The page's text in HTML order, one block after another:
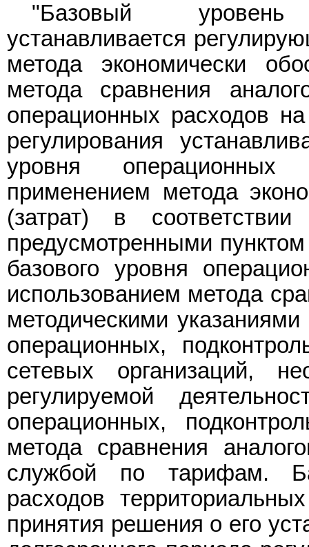
"Базовый
устанавливается
метода экономически
метода сравнения
операционных расходов
регулирования
уровня операционных
применением метода
(затрат) в
предусмотренными
базового уровня
использованием метода
методическими
операционных,
сетевых организаций,
регулируемой
операционных,
метода сравнения
службой по тарифам.
расходов
принятия решения о его